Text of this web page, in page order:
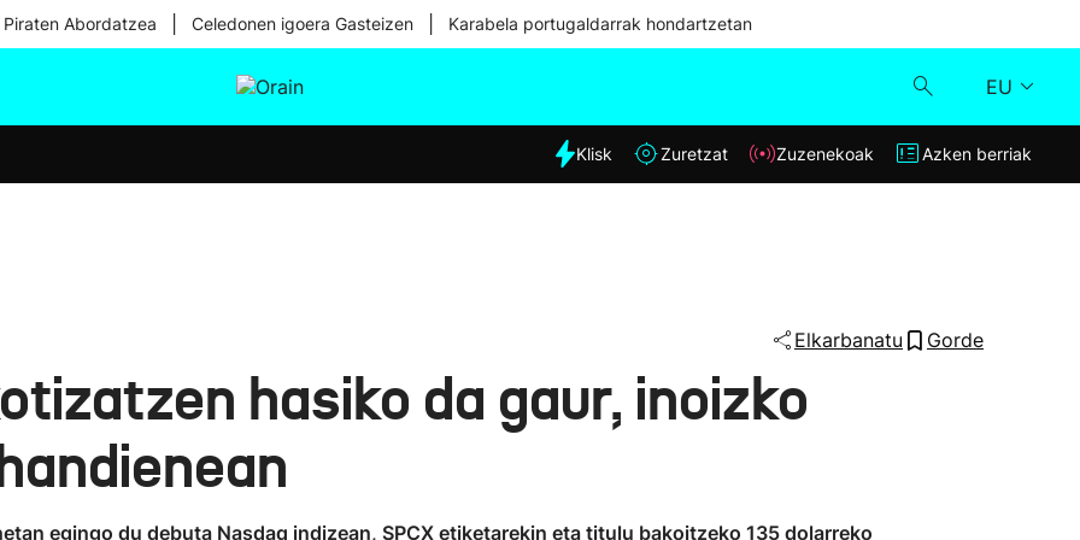
Abordatzea Celedonen igoera Gasteizen Karabela portugaldarrak hondartzetan
EU
Eguraldia
Klisk
Klisk Zuretzat Zuzenekoak Azken berriak
Elkarbanatu Gorde
hasiko da gaur, inoizko
egingo du debuta Nasdaq indizean, SPCX etiketarekin eta titulu bakoitzeko 135 dolarreko